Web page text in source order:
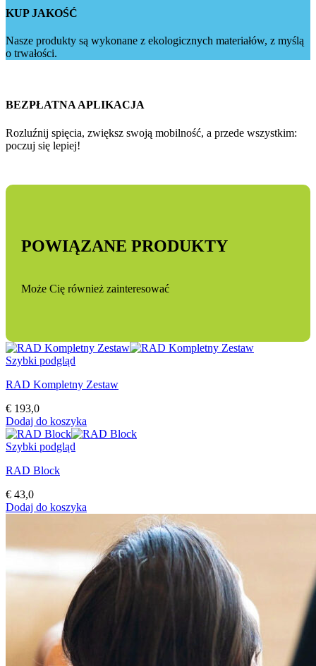
KUP JAKOŚĆ
Nasze produkty są wykonane z ekologicznych materiałów, z myślą
o trwałości.
BEZPŁATNA APLIKACJA
Rozluźnij spięcia, zwiększ swoją mobilność, a przede wszystkim:
poczuj się lepiej!
POWIĄZANE PRODUKTY
Może Cię również zainteresować
Szybki podgląd
RAD Kompletny Zestaw
€ 193,0
Dodaj do koszyka
Szybki podgląd
RAD Block
€ 43,0
Dodaj do koszyka